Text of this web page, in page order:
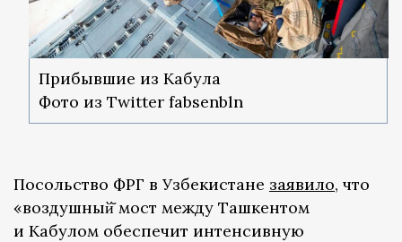
Прибывшие из Кабула
Фото из Twitter fabsenbln
Посольство ФРГ в Узбекистане заявило, что
«воздушный̆ мост между Ташкентом
и Кабулом обеспечит интенсивную